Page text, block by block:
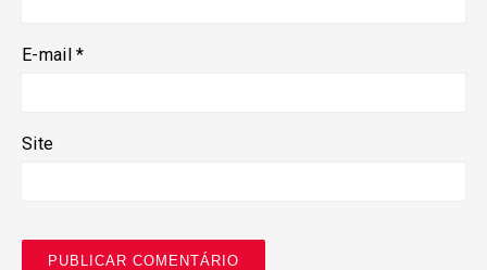
E-mail*
Site